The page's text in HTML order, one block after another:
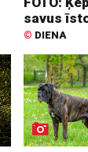
savus
© DIENA